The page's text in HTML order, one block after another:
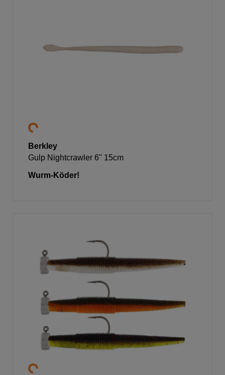
Berkley
Gulp Nightcrawler 6" 15cm
Wurm-Köder!